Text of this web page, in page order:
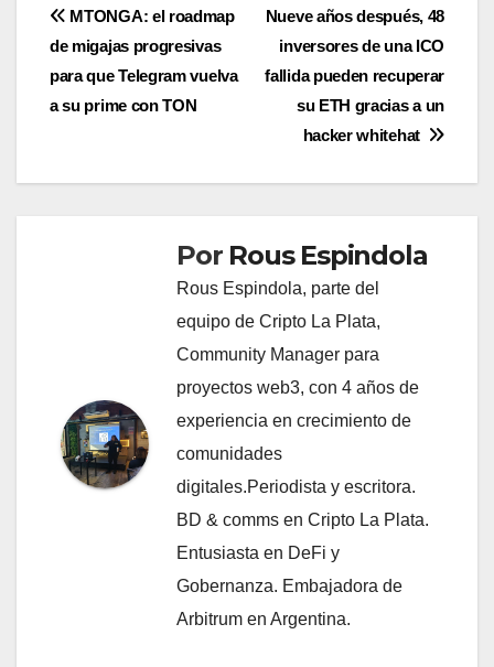
Navegación
de
entradas
Nueve años después, 48
inversores de una ICO
fallida pueden recuperar
su ETH gracias a un
hacker whitehat
MTONGA: el roadmap
de migajas progresivas
para que Telegram vuelva
a su prime con TON
Por Rous Espindola
Rous Espindola, parte del
equipo de Cripto La Plata,
Community Manager para
proyectos web3, con 4 años de
experiencia en crecimiento de
comunidades
digitales.Periodista y escritora.
BD & comms en Cripto La Plata.
Entusiasta en DeFi y
Gobernanza. Embajadora de
Arbitrum en Argentina.